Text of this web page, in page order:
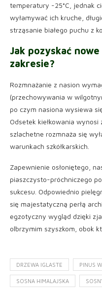
temperatury -25°C, jednak
wyłamywać ich kruche,
strząsanie białego puchu z
Jak pozyskać
zakresie?
Rozmnażanie z nasion
(przechowywania w
po czym nasiona wysiewa
Odsetek kiełkowania
szlachetne rozmnaża się
warunkach szkółkarskich.
Zapewnienie osłoniętego,
piaszczysto-próchniczego
sukcesu. Odpowiednio
się majestatyczną perłą
egzotyczny wygląd dzięki
olbrzymim szyszkom, obok
DRZEWA IGLASTE PINUS
SOSNA HIMALAJSKA